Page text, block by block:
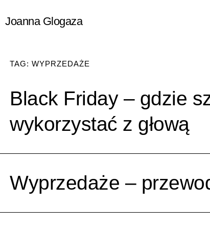
doJoanna Glogaza
TAG: WYPRZEDAŻE
Black Friday – gdzie
wykorzystać z głową
Wyprzedaże –